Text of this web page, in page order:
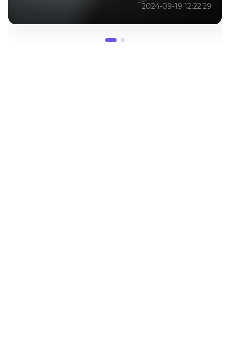
2024-09-19 12:22:29